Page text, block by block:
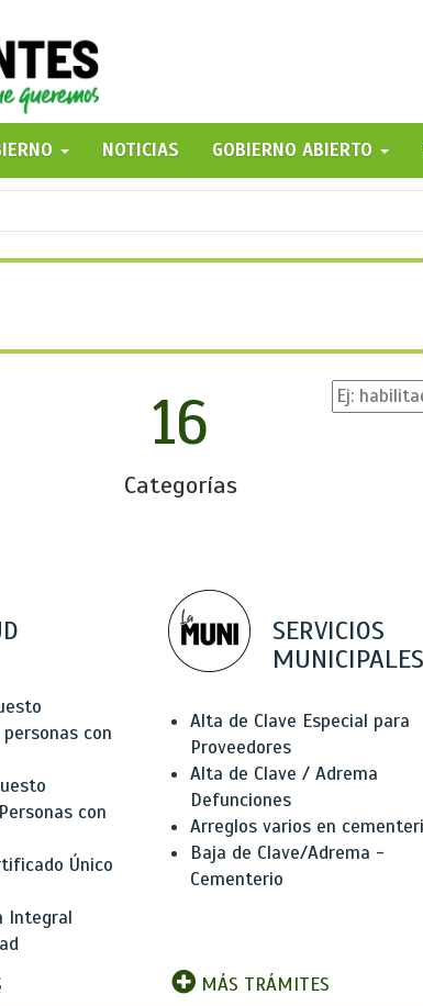
NOTICIAS GOBIERNO ABIERTO
16
Categorías
con
con
Único
Integral
SERVICIOS
MUNICIPALES
Alta de Clave Especial para
Proveedores
Alta de Clave / Adrema
Defunciones
Arreglos varios en
Baja de Clave/Adrema -
Cementerio
MÁS TRÁMITES